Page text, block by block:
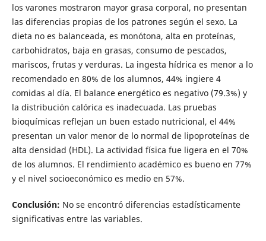
los varones mostraron mayor grasa corporal, no presentan
las diferencias propias de los patrones según el sexo. La
dieta no es balanceada, es monótona, alta en proteínas,
carbohidratos, baja en grasas, consumo de pescados,
mariscos, frutas y verduras. La ingesta hídrica es menor a lo
recomendado en 80% de los alumnos, 44% ingiere 4
comidas al día. El balance energético es negativo (79.3%) y
la distribución calórica es inadecuada. Las pruebas
bioquímicas reflejan un buen estado nutricional, el 44%
presentan un valor menor de lo normal de lipoproteínas de
alta densidad (HDL). La actividad física fue ligera en el 70%
de los alumnos. El rendimiento académico es bueno en 77%
y el nivel socioeconómico es medio en 57%.
Conclusión: No se encontró diferencias estadísticamente
significativas entre las variables.